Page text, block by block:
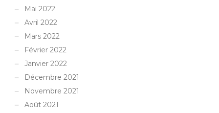
Mai 2022
Avril 2022
Mars 2022
Février 2022
Janvier 2022
Décembre 2021
Novembre 2021
Août 2021